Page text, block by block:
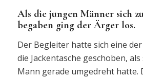
Als die jungen Männer sich
begaben ging der Ärger los.
Der Begleiter hatte sich eine
die Jackentasche geschoben,
Mann gerade umgedreht hatte.